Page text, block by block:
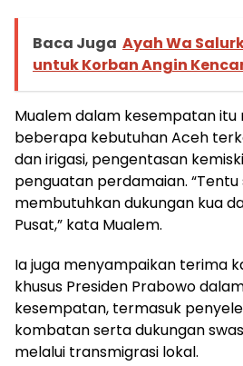
Baca Juga Ayah Wa
untuk Korban Angin
Mualem dalam kesempatan
beberapa kebutuhan Aceh
dan irigasi, pengentasan
penguatan perdamaian. “Tentu
membutuhkan dukungan kua
Pusat,” kata Mualem.
Ia juga menyampaikan terima
khusus Presiden Prabowo
kesempatan, termasuk
kombatan serta dukungan
melalui transmigrasi lokal.